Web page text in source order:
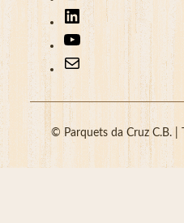
LinkedIn
YouTube
Correo
electrónico
©Parquets da Cruz C.B. |